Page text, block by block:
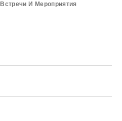
Встречи И Мероприятия